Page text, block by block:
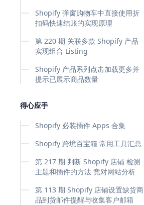
Shopify 弹窗购物车中直接使用折
扣码快速结账的实现原理
第 220 期 关联多款 Shopify 产品
实现组合 Listing
Shopify 产品系列点击加载更多并
提示已展示商品数量
得心应手
Shopify 必装插件 Apps 合集
Shopify 跨境百宝箱 常用工具汇总
第 217 期 判断 Shopify 店铺 检测
主题和插件的方法 竞对网站分析
第 113 期 Shopify 店铺设置缺货商
品到货邮件提醒与收集客户邮箱